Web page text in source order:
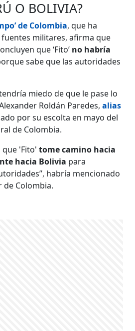
O BOLIVIA?
de Colombia, que ha
militares, afirma que
que ‘Fito’ no habría
sabe que las autoridades
miedo de que le pase lo
Roldán Paredes,alias
por su escolta en mayo del
de Colombia.
que 'Fito'tome camino hacia
hacia Bolivia para
habría mencionado
Colombia.